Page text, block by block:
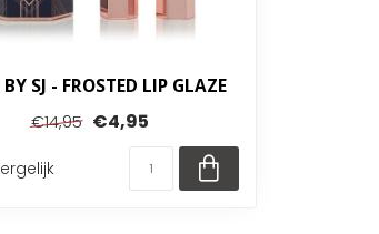
BY SJ - FROSTED LIP GLAZE
€14,95 €4,95